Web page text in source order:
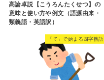
高論卓説【こうろんたくせつ】の
意味と使い方や例文（語源由来・
類義語・英語訳）
「て」で始まる四字熟語